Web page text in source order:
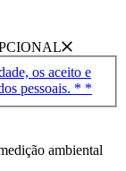
os aceito e
pessoais. * *